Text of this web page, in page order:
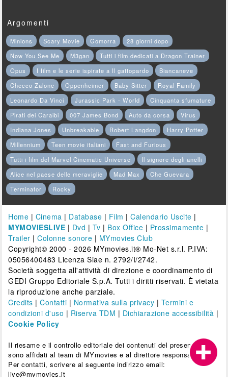
Argomenti
Minions Scary Movie Gomorra
28 giorni dopo
Now You See Me
M3gan
Tutti i film dedicati a Dragon Trainer
Opus
I film e le serie ispirate a Il gattopardo
Biancaneve
Checco Zalone
Oppenheimer Baby Sitter
Royal Family
Leonardo Da Vinci
Jurassic Park - World
Cinquanta sfumature
Pirati dei Caraibi
007 James Bond Auto da corsa
Virus
Indiana Jones
Unbreakable Robert Langdon
Harry Potter
Millennium
Teen movie italiani
Fast and Furious
Tutti i film del Marvel Cinematic Universe
Il signore degli anelli
Alice nel paese delle meraviglie
Mad Max
Che Guevara
Terminator
Rocky
Home | Cinema | Database | Film |Calendario Uscite |
MYMOVIESLIVE | Dvd | Tv | Box Office | Prossimamente |
Trailer |Colonne sonore | MYmovies Club
Copyright© 2000 - 2026 MYmovies.it® Mo-Net s.r.l. P.IVA:
05056400483 Licenza Siae n. 2792/I/2742.
Società soggetta all'attività di direzione e coordinamento di
GEDI Gruppo Editoriale S.p.A. Tutti i diritti riservati. È vietata
la riproduzione anche parziale.
Credits |Contatti | Normativa sulla privacy | Termini e
condizioni d'uso | Riserva TDM | Dichiarazione accessibilità |
Cookie Policy
Il riesame e il controllo editoriale dei contenuti del presente sito
sono affidati al team di MYmovies e al direttore responsabile.
Per contatti, scrivere al seguente indirizzo email:
live@mymovies.it